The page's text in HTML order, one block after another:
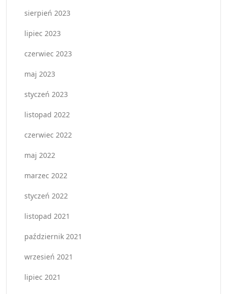
sierpień 2023
lipiec 2023
czerwiec 2023
maj 2023
styczeń 2023
listopad 2022
czerwiec 2022
maj 2022
marzec 2022
styczeń 2022
listopad 2021
październik 2021
wrzesień 2021
lipiec 2021